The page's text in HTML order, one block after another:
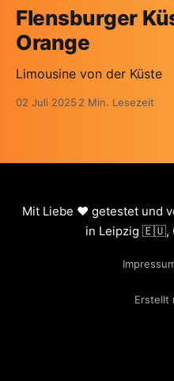
Flensburger
Orange
Limousine von der Küste
02 Juli 2025 2 Min. Lesezeit
Mit Liebe ❤️ getestet und
in Leipzig 🇪🇺,
Erstellt